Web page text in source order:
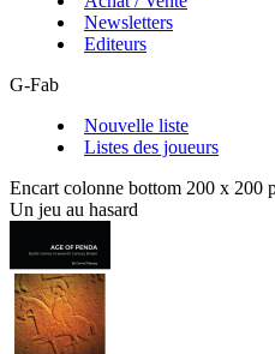
Newsletters
Editeurs
G-Fab
Nouvelle liste
Listes des joueurs
Encart colonne bottom 200 x 200
Un jeu au hasard